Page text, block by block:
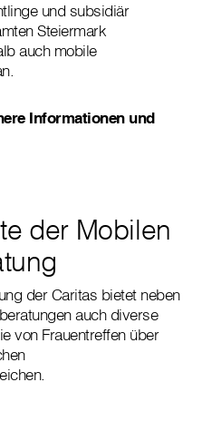
und subsidiär
Steiermark
auch mobile
Informationen und
der Mobilen
der Caritas bietet neben
auch diverse
von Frauentreffen über